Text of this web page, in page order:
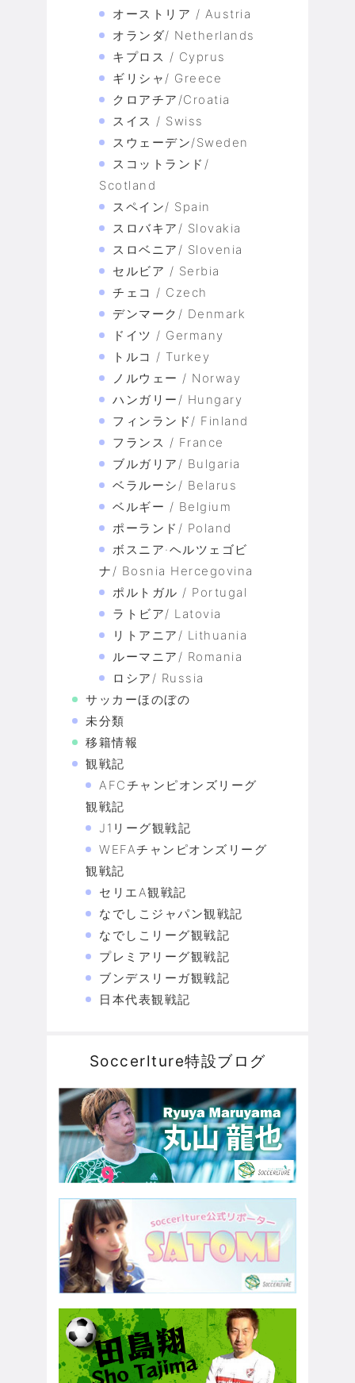
オーストリア / Austria
オランダ/ Netherlands
キプロス / Cyprus
ギリシャ/ Greece
クロアチア/Croatia
スイス / Swiss
スウェーデン/Sweden
スコットランド/
Scotland
スペイン/ Spain
スロバキア/ Slovakia
スロベニア/ Slovenia
セルビア / Serbia
チェコ / Czech
デンマーク/ Denmark
ドイツ / Germany
トルコ / Turkey
ノルウェー / Norway
ハンガリー/ Hungary
フィンランド/ Finland
フランス / France
ブルガリア/ Bulgaria
ベラルーシ/ Belarus
ベルギー / Belgium
ポーランド/ Poland
ボスニア·ヘルツェゴビ
ナ/ Bosnia Hercegovina
ポルトガル / Portugal
ラトビア/ Latovia
リトアニア/ Lithuania
ルーマニア/ Romania
ロシア/ Russia
サッカーほのぼの
未分類
移籍情報
観戦記
AFCチャンピオンズリーグ
観戦記
J1リーグ観戦記
WEFAチャンピオンズリーグ
観戦記
セリエA観戦記
なでしこジャパン観戦記
なでしこリーグ観戦記
プレミアリーグ観戦記
ブンデスリーガ観戦記
日本代表観戦記
Soccerlture特設ブログ